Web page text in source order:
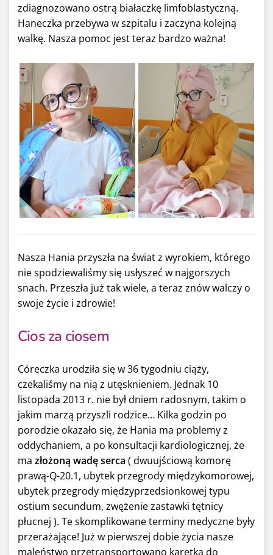
zdiagnozowano ostrą białaczkę limfoblastyczną.
Haneczka przebywa w szpitalu i zaczyna kolejną
walkę. Nasza pomoc jest teraz bardzo ważna!
Nasza Hania przyszła na świat z wyrokiem, którego
nie spodziewaliśmy się usłyszeć w najgorszych
snach. Przeszła już tak wiele, a teraz znów walczy o
swoje życie i zdrowie!
Cios za ciosem
Córeczka urodziła się w 36 tygodniu ciąży,
czekaliśmy na nią z utęsknieniem. Jednak 10
listopada 2013 r. nie był dniem radosnym, takim o
jakim marzą przyszli rodzice… Kilka godzin po
porodzie okazało się, że Hania ma problemy z
oddychaniem, a po konsultacji kardiologicznej, że
ma złożoną wadę serca ( dwuujściową komorę
prawą-Q-20.1, ubytek przegrody międzykomorowej,
ubytek przegrody międzyprzedsionkowej typu
ostium secundum, zwężenie zastawki tętnicy
płucnej ). Te skomplikowane terminy medyczne były
przerażające! Już w pierwszej dobie życia nasze
maleństwo przetransportowano karetką do